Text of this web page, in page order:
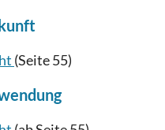
(Seite 55)